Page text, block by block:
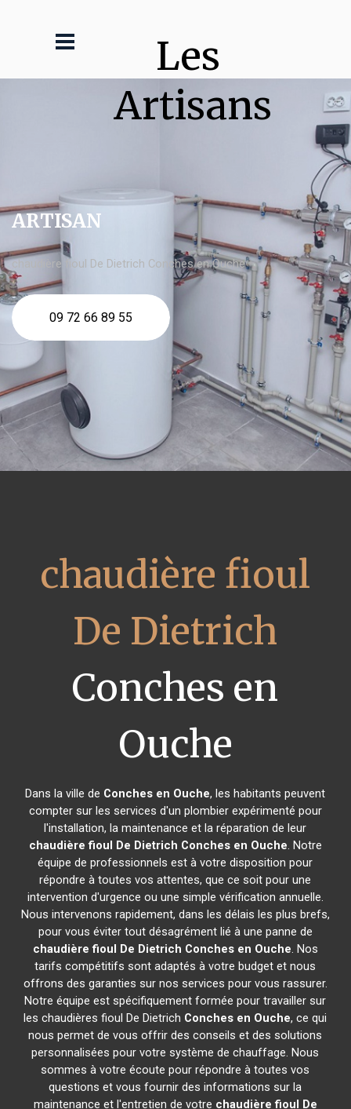
Les
Artisans
ARTISAN
chaudière fioul De Dietrich Conches en Ouche
09 72 66 89 55
chaudière fioul
De Dietrich
Conches en
Ouche
Dans la ville de Conches en Ouche, les habitants peuvent
compter sur les services d'un plombier expérimenté pour
l'installation, la maintenance et la réparation de leur
chaudière fioul De Dietrich Conches en Ouche. Notre
équipe de professionnels est à votre disposition pour
répondre à toutes vos attentes, que ce soit pour une
intervention d'urgence ou une simple vérification annuelle.
Nous intervenons rapidement, dans les délais les plus brefs,
pour vous éviter tout désagrément lié à une panne de
chaudière fioul De Dietrich Conches en Ouche. Nos
tarifs compétitifs sont adaptés à votre budget et nous
offrons des garanties sur nos services pour vous rassurer.
Notre équipe est spécifiquement formée pour travailler sur
les chaudières fioul De Dietrich Conches en Ouche, ce qui
nous permet de vous offrir des conseils et des solutions
personnalisées pour votre système de chauffage. Nous
sommes à votre écoute pour répondre à toutes vos
questions et vous fournir des informations sur la
maintenance et l'entretien de votre chaudière fioul De